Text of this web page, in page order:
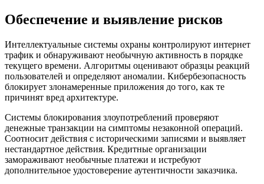
Обеспечение и выявление рисков
Интеллектуальные системы охраны контролируют интернет
трафик и обнаруживают необычную активность в порядке
текущего времени. Алгоритмы оценивают образцы реакций
пользователей и определяют аномалии. Кибербезопасность
блокирует злонамеренные приложения до того, как те
причинят вред архитектуре.
Системы блокирования злоупотреблений проверяют
денежные транзакции на симптомы незаконной операций.
Соотносит действия с историческими записями и выявляет
нестандартное действия. Кредитные организации
замораживают необычные платежи и истребуют
дополнительное удостоверение аутентичности заказчика.